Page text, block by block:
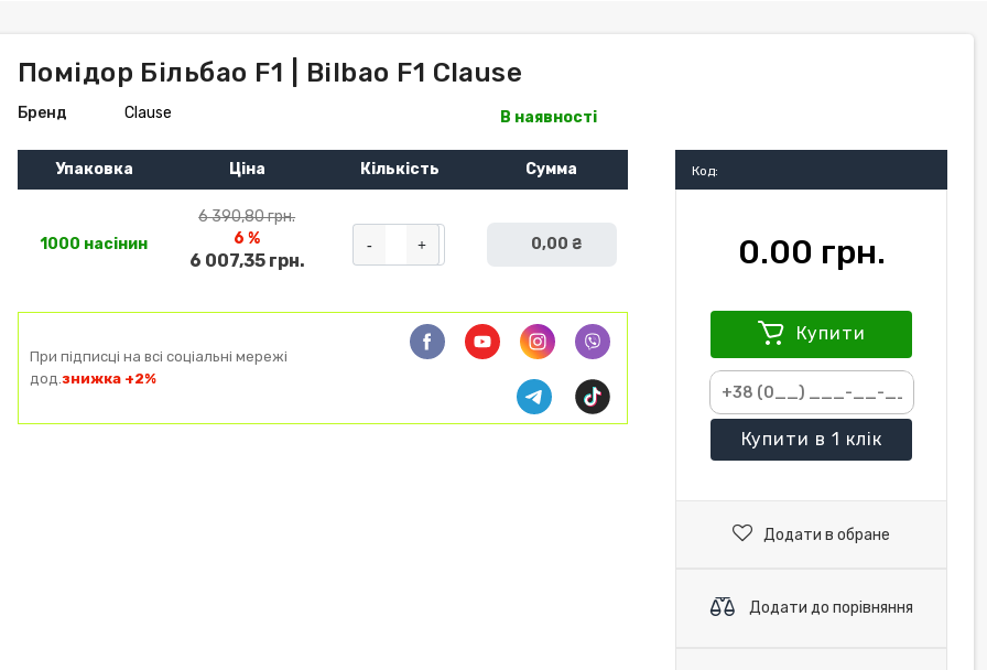
Помідор Більбао F1 | Bilbao F1 Clause
Бренд Clause В наявності
Упаковка Ціна Кількість Сумма
1000 насінин
6 390,80 грн.
6 %
6 007,35 грн.
+ 0,00 ₴
При підписці на всі соціальні мережі
дод.знижка +2%
Код:
0.00 грн.
Купити
Купити в 1 клік
Додати в обране
Додати до порівняння